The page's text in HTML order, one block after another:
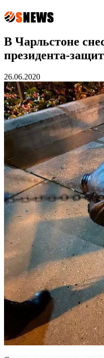
В Чарльстоне
президента-
26.06.2020